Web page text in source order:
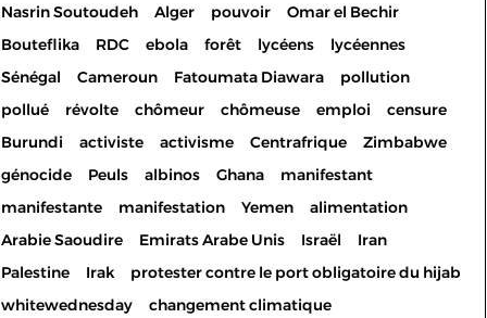
Nasrin Soutoudeh
Alger pouvoir
Omar el Bechir
Bouteflika
RDC ebola forêt lycéens
lycéennes
Sénégal
Cameroun Fatoumata Diawara
pollution
pollué
révolte chômeur chômeuse emploi
censure
Burundi
activiste activisme Centrafrique
Zimbabwe
génocide
Peuls albinos Ghana
manifestant
manifestante
manifestation Yemen
alimentation
Arabie Saoudire
Emirats Arabe Unis Israël
Iran
Palestine
Irak
protester contre le port obligatoire du hijab
whitewednesday
changement climatique